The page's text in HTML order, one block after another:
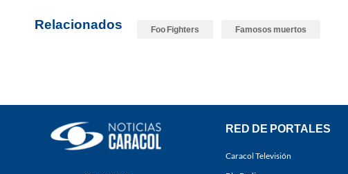
Relacionados Foo Fighters Famosos muertos
RED DE PORTALES
Caracol Televisión